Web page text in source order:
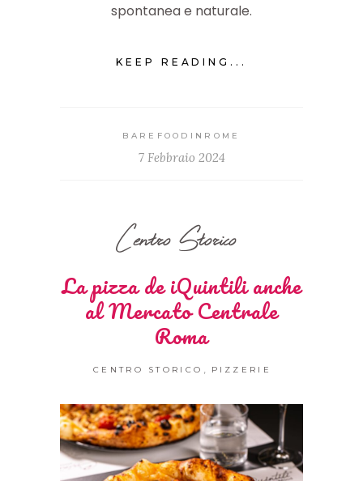
spontanea e naturale.
KEEP READING...
BAREFOODINROME
7 Febbraio 2024
Centro Storico
La pizza de iQuintili anche
al Mercato Centrale
Roma
CENTRO STORICO , PIZZERIE